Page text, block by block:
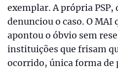
exemplar. A própria PSP,
denunciou o caso. O MAI
apontou o óbvio sem
instituições que frisam
ocorrido, única forma de